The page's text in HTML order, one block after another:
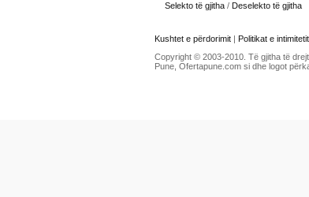
Selekto të gjitha / Deselekto të gjitha
Kushtet e përdorimit | Politikat e intimitetit
Copyright © 2003-2010. Të gjitha të
Pune, Ofertapune.com si dhe logot